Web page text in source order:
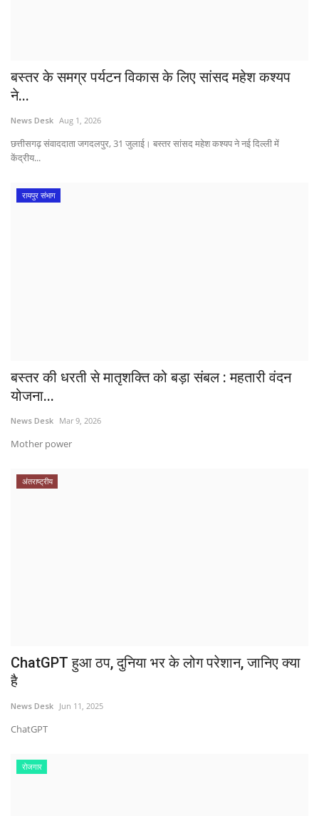
बस्तर के समग्र पर्यटन विकास के लिए सांसद महेश कश्यप
ने...
News Desk Aug 1, 2026
छत्तीसगढ़ संवाददाता जगदलपुर, 31 जुलाई। बस्तर सांसद महेश कश्यप ने नई दिल्ली में
केंद्रीय...
रायपुर संभाग
बस्तर की धरती से मातृशक्ति को बड़ा संबल : महतारी वंदन
योजना...
News Desk Mar 9, 2026
Mother power
अंतराष्ट्रीय
ChatGPT हुआ ठप, दुनिया भर के लोग परेशान, जानिए क्या
है
News Desk Jun 11, 2025
ChatGPT
रोजगार